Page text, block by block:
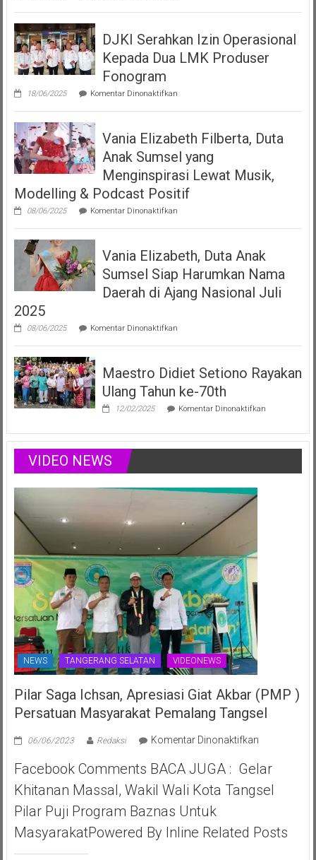
Seperempat
Bangga
Mempersembahkan
Podcast
DJKI Serahkan Izin Operasional
Kepada Dua LMK Produser
Fonogram
18/06/2025 Komentar Dinonaktifkanpada
Serahkan
Operasional
Kepada
Dua
LMK
Produser
Fonogram
Vania Elizabeth Filberta, Duta
Anak Sumsel yang
Menginspirasi Lewat Musik,
Modelling & Podcast Positif
08/06/2025 Komentar Dinonaktifkanpada
Elizabeth
Duta
Anak
Sumsel
Menginspirasi
Modelling
Positif
Vania Elizabeth, Duta Anak
Sumsel Siap Harumkan Nama
Daerah di Ajang Nasional Juli
2025
08/06/2025 Komentar Dinonaktifkanpada
Elizabeth,
Anak
Sumsel
Siap
Harumkan
Ajang
Juli
Maestro Didiet Setiono Rayakan
Ulang Tahun ke-70th
12/02/2025 Komentar Dinonaktifkanpada
Setiono
Rayakan
Tahun
VIDEO NEWS
NEWS TANGERANG SELATAN VIDEONEWS
Pilar Saga Ichsan, Apresiasi Giat Akbar (PMP )
Persatuan Masyarakat Pemalang Tangsel
06/06/2023 Redaksi Komentar Dinonaktifkanpada
Saga
Ichsan,
Apresiasi
Akbar
Facebook Comments BACA JUGA : Gelar
Khitanan Massal, Wakil Wali Kota Tangsel
Pilar Puji Program Baznas Untuk
MasyarakatPowered By Inline Related Posts